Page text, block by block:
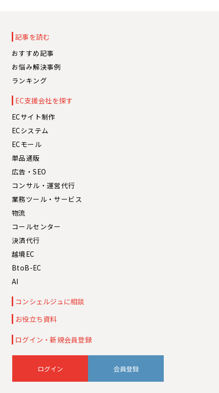
記事を読む
おすすめ記事
お悩み解決事例
ランキング
EC支援会社を探す
ECサイト制作
ECシステム
ECモール
単品通販
広告・SEO
コンサル・運営代行
業務ツール・サービス
物流
コールセンター
決済代行
越境EC
BtoB-EC
AI
コンシェルジュに相談
お役立ち資料
ログイン・新規会員登録
会員登録